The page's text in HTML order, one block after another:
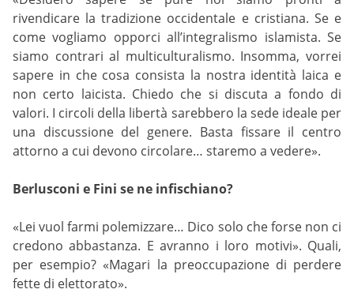
rivendicare la tradizione occidentale e cristiana. Se e
come vogliamo opporci all’integralismo islamista. Se
siamo contrari al multiculturalismo. Insomma, vorrei
sapere in che cosa consista la nostra identità laica e
non certo laicista. Chiedo che si discuta a fondo di
valori. I circoli della libertà sarebbero la sede ideale per
una discussione del genere. Basta fissare il centro
attorno a cui devono circolare… staremo a vedere».
Berlusconi e Fini se ne infischiano?
«Lei vuol farmi polemizzare… Dico solo che forse non ci
credono abbastanza. E avranno i loro motivi». Quali,
per esempio? «Magari la preoccupazione di perdere
fette di elettorato».